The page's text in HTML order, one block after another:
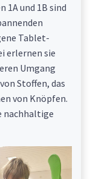
1A und 1B sind
Tablet-
erlernen sie
Umgang
Stoffen, das
von Knöpfen.
nachhaltige